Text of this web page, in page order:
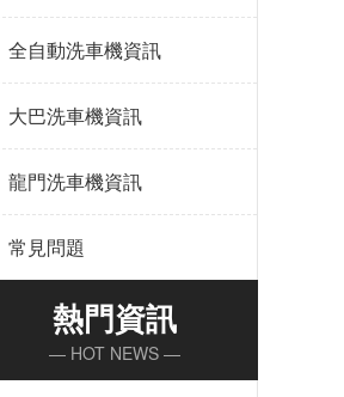
全自動洗車機資訊
大巴洗車機資訊
龍門洗車機資訊
常見問題
熱門資訊
— HOT NEWS —